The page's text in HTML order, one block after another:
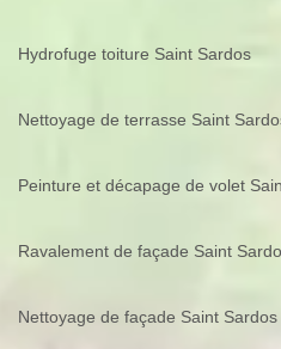
Hydrofuge toiture Saint Sardos
Nettoyage de terrasse Saint
Peinture et décapage de volet
Ravalement de façade Saint
Nettoyage de façade Saint Sardos